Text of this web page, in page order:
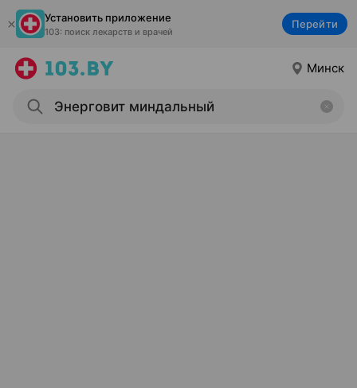
Установить приложение
103: поиск лекарств и врачей
Перейти
Минск